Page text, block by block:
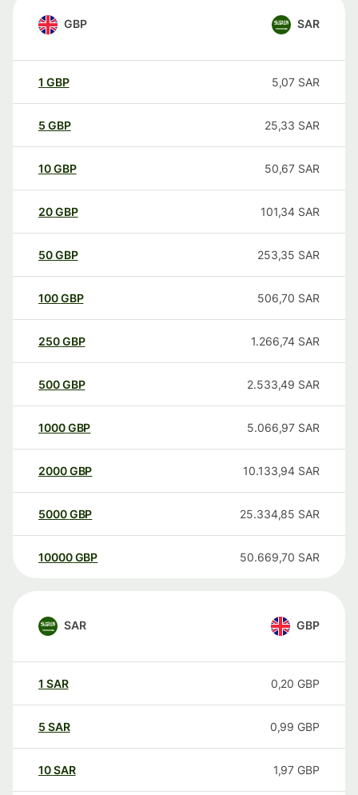
GBP SAR
1 GBP 5,07 SAR
5 GBP 25,33 SAR
10GBP 50,67 SAR
20GBP 101,34 SAR
50GBP 253,35 SAR
100GBP 506,70 SAR
250GBP 1.266,74 SAR
500GBP 2.533,49 SAR
1000GBP 5.066,97 SAR
2000GBP 10.133,94 SAR
5000GBP 25.334,85 SAR
10000 GBP 50.669,70 SAR
SAR GBP
1 SAR 0,20 GBP
5 SAR 0,99 GBP
10SAR 1,97 GBP